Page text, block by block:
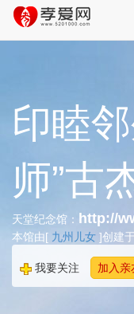
印睦
师”古
天堂纪念馆： http://
本馆由[ 九州儿女 ]创建
我要关注 加入亲